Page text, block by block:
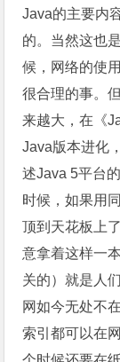
Java的主要内
的。当然这也
候，网络的使
很合理的事。
来越大，在《
Java版本进化
述Java 5平台
时候，如果用
顶到天花板上
意拿着这样一
关的）就是人
网如今无处不
索引都可以在